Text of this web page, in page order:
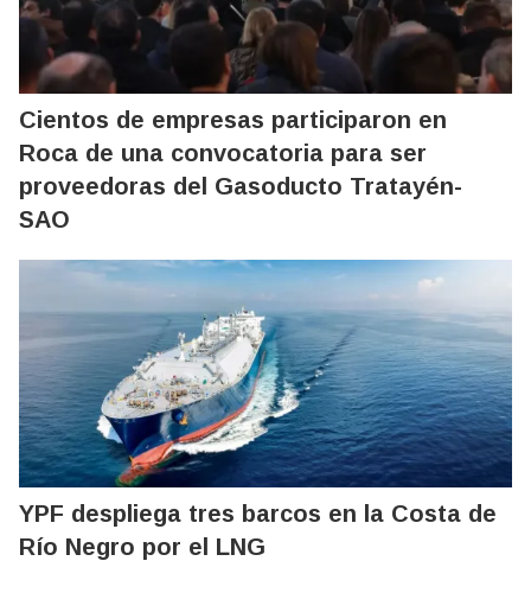
Cientos de empresas participaron en
Roca de una convocatoria para ser
proveedoras del Gasoducto Tratayén-
SAO
YPF despliega tres barcos en la Costa de
Río Negro por el LNG